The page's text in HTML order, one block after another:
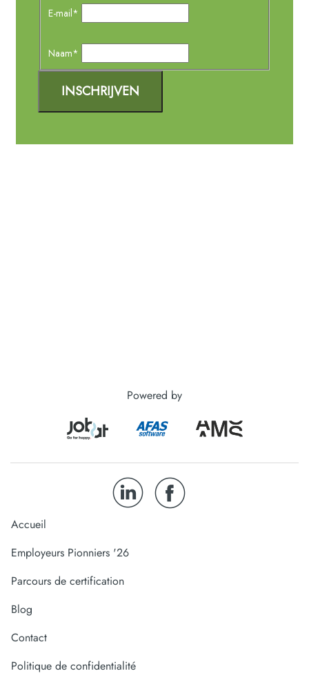
Powered by
Accueil
Employeurs Pionniers '26
Parcours de certification
Blog
Contact
Politique de confidentialité